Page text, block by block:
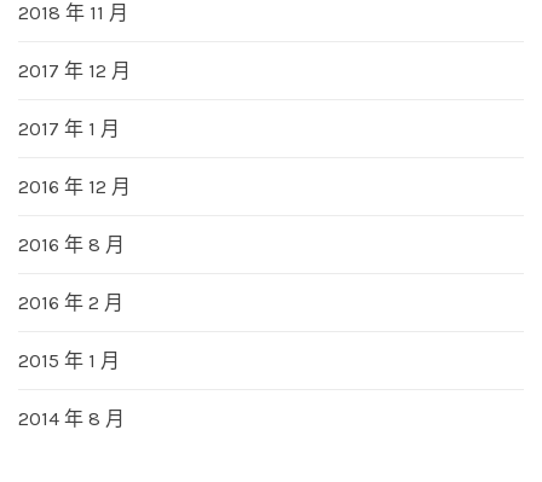
2018 年 11 月
2017 年 12 月
2017 年 1 月
2016 年 12 月
2016 年 8 月
2016 年 2 月
2015 年 1 月
2014 年 8 月